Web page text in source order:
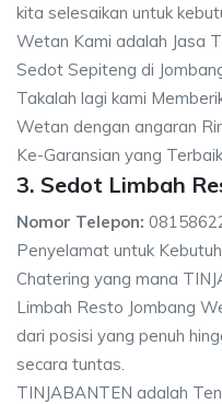
kita selesaikan untuk
Wetan Kami adalah Jasa
Sedot Sepiteng di
Takalah lagi kami
Wetan dengan angaran
Ke-Garansian yang
3. Sedot Limbah
Nomor Telepon:
Penyelamat untuk
Chatering yang mana
Limbah Resto Jombang
dari posisi yang penuh
secara tuntas.
TINJABANTEN adalah